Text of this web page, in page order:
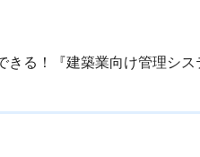
きる！『建築業向け管理シ